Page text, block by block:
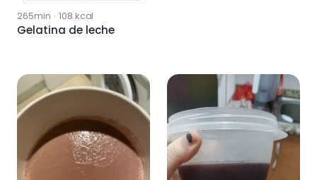
265min · 108 kcal
Gelatina de leche